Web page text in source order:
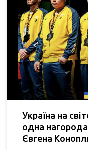
Україна на
одна
Євгена